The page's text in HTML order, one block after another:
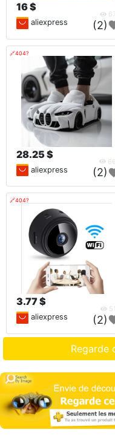
16 $
67
aliexpress (2)
🔗404?
28.25 $
66
aliexpress (2)
🔗404?
3.77 $
51
aliexpress (2)
Regarde